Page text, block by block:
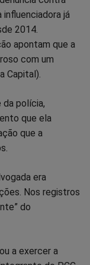
no
Gettr
já
2014.
apontam que a
com um
Capital).
polícia,
que ela
que a
era
Nos registros
do
a exercer a